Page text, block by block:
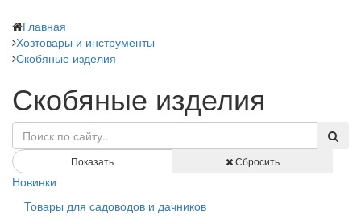
Главная
Хозтовары и инструменты
Скобяные изделия
Скобяные изделия
Показать Сбросить
Новинки
Товары для садоводов и дачников